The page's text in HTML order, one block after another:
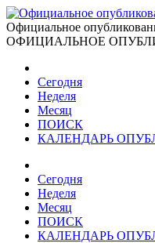
Официальное
ОФИЦИАЛЬНОЕ
Сегодня
Неделя
Месяц
ПОИСК
КАЛЕНДАРЬ
Сегодня
Неделя
Месяц
ПОИСК
КАЛЕНДАРЬ